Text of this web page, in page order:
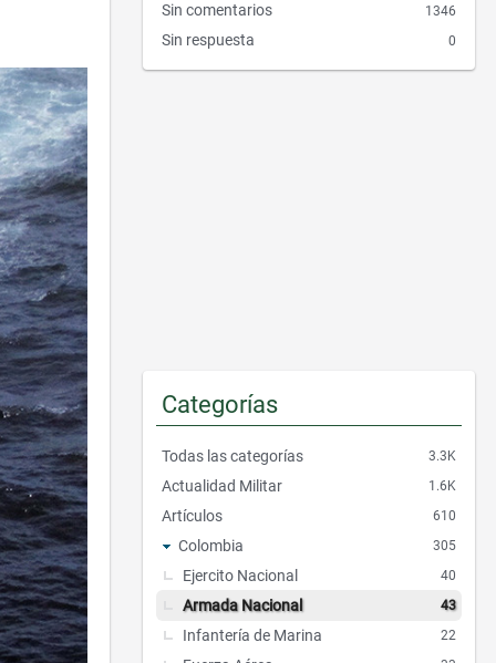
a
c
e
Sin comentarios
1346
Sin respuesta 0
Categorías
3.3K
Todas las categorías
1.6K
Actualidad Militar
610
Artículos
305
Colombia
40
Ejercito Nacional
43
Armada Nacional
22
Infantería de Marina